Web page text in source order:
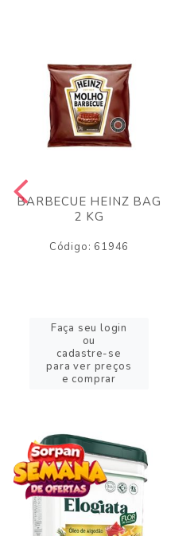
BARBECUE HEINZ BAG
2 KG
Código: 61946
Faça seu login
ou
cadastre-se
para ver preços
e comprar